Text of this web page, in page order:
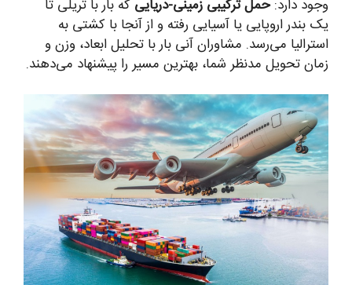
وجود دارد:حمل ترکیبی زمینی-دریایی که بار با تریلی تا
یک بندر اروپایی یا آسیایی رفته و از آنجا با کشتی به
استرالیا می‌رسد. مشاوران آنی بار با تحلیل ابعاد، وزن و
زمان تحویل مدنظر شما، بهترین مسیر را پیشنهاد می‌دهند.